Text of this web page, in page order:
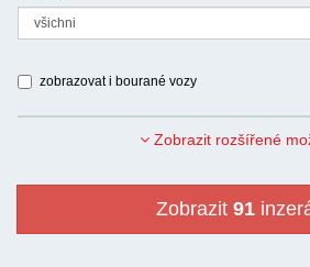
zobrazovat i bourané vozy
Zobrazit rozšířené
Zobrazit 91